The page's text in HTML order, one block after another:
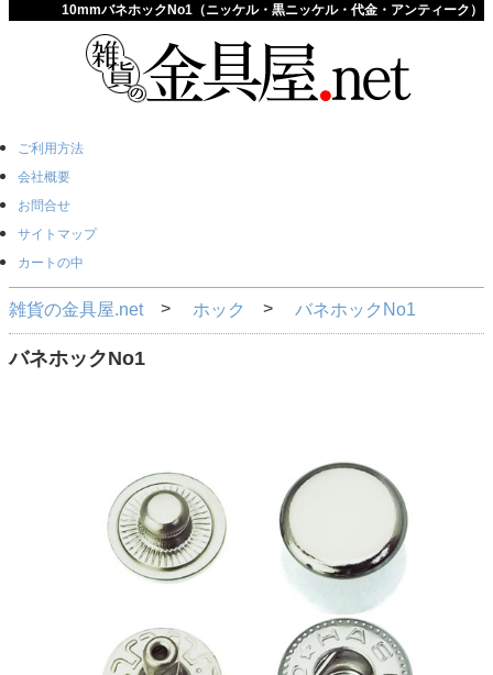
10mmバネホックNo1（ニッケル・黒ニッケル・代金・アンティーク）
ご利用方法
会社概要
お問合せ
サイトマップ
カートの中
雑貨の金具屋.net ホック バネホックNo1
バネホックNo1